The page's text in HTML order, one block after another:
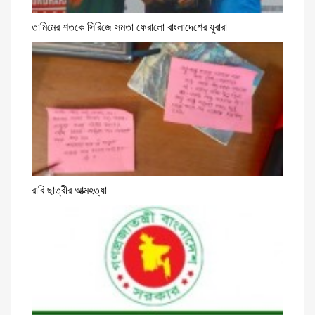
তামিমের শতকে সিরিজে সমতা ফেরালো বাংলাদেশের যুবারা
রাবি ছাত্রীর আত্মহত্যা